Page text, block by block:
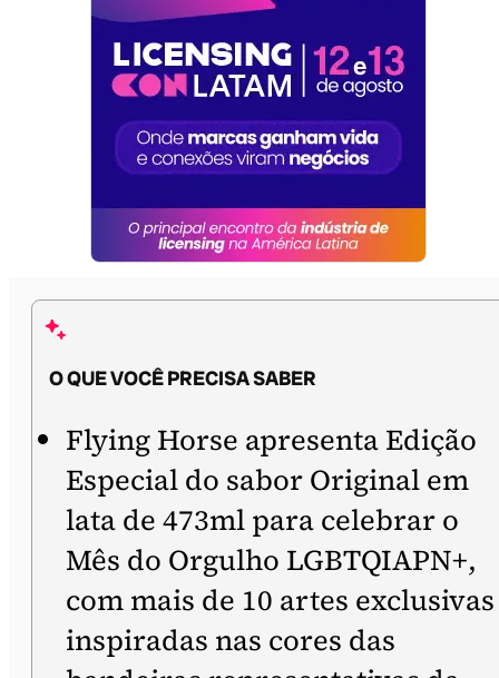
O QUE VOCÊ PRECISA SABER
Flying Horse apresenta Edição
Especial do sabor Original em
lata de 473ml para celebrar o
Mês do Orgulho LGBTQIAPN+,
com mais de 10 artes exclusivas
inspiradas nas cores das